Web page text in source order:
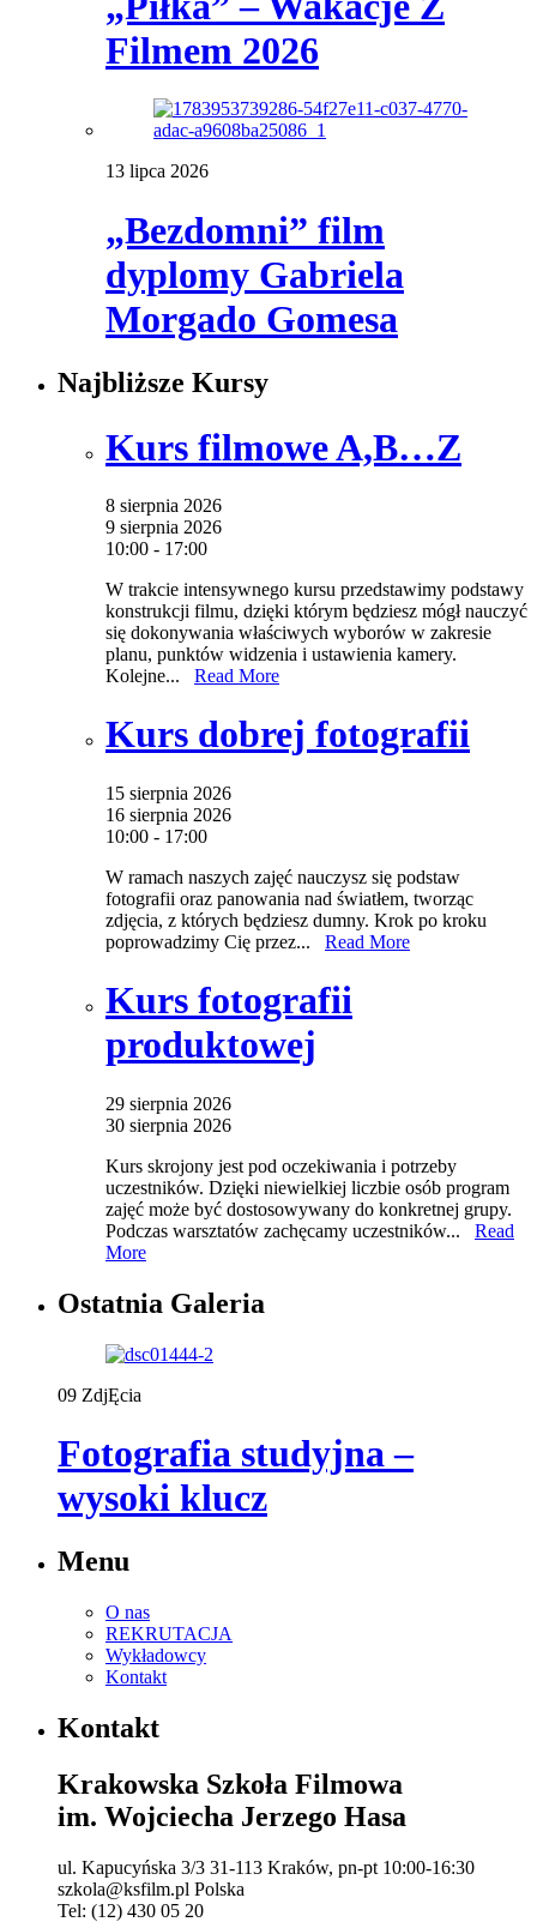
Filmem 2026
13 lipca 2026
„Bezdomni” film
dyplomy Gabriela
Morgado Gomesa
Najbliższe Kursy
Kurs filmowe A,B…Z
8 sierpnia 2026
9 sierpnia 2026
10:00 - 17:00
W trakcie intensywnego kursu przedstawimy podstawy
konstrukcji filmu, dzięki którym będziesz mógł nauczyć
się dokonywania właściwych wyborów w zakresie
planu, punktów widzenia i ustawienia kamery.
Kolejne... Read More
Kurs dobrej fotografii
15 sierpnia 2026
16 sierpnia 2026
10:00 - 17:00
W ramach naszych zajęć nauczysz się podstaw
fotografii oraz panowania nad światłem, tworząc
zdjęcia, z których będziesz dumny. Krok po kroku
poprowadzimy Cię przez... Read More
Kurs fotografii
produktowej
29 sierpnia 2026
30 sierpnia 2026
Kurs skrojony jest pod oczekiwania i potrzeby
uczestników. Dzięki niewielkiej liczbie osób program
zajęć może być dostosowywany do konkretnej grupy.
Podczas warsztatów zachęcamy uczestników... Read
More
Ostatnia Galeria
09 ZdjĘcia
Fotografia studyjna –
wysoki klucz
Menu
O nas
REKRUTACJA
Wykładowcy
Kontakt
Kontakt
Krakowska Szkoła Filmowa
im. Wojciecha Jerzego Hasa
ul. Kapucyńska 3/3 31-113 Kraków, pn-pt 10:00-16:30
szkola@ksfilm.pl Polska
Tel: (12) 430 05 20